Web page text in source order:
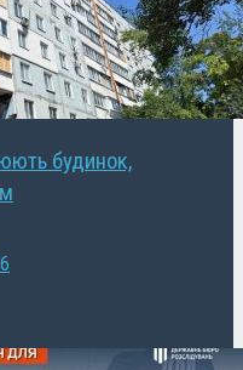
будинок,